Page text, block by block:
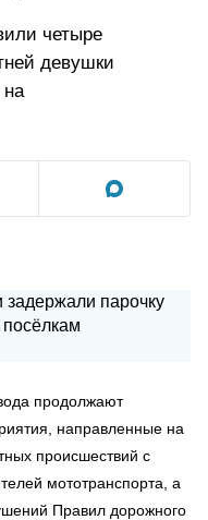
четыре
девушки
на
продолжают
направленные на
происшествий с
мототранспорта, а
Правил дорожного